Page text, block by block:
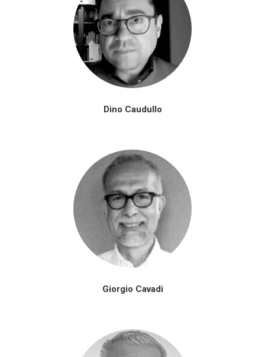
Dino Caudullo
Giorgio Cavadi